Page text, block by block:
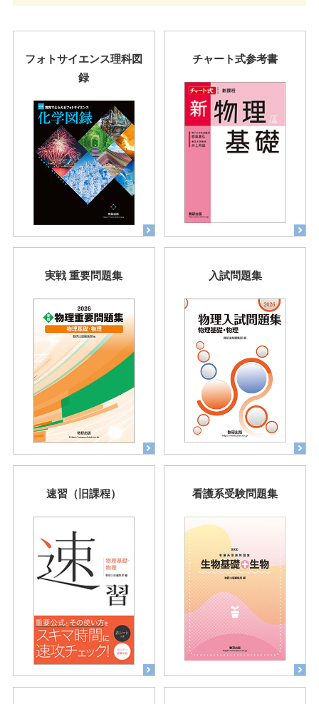
フォトサイエンス理科図
録
チャート式参考書
実戦 重要問題集 入試問題集
速習（旧課程） 看護系受験問題集